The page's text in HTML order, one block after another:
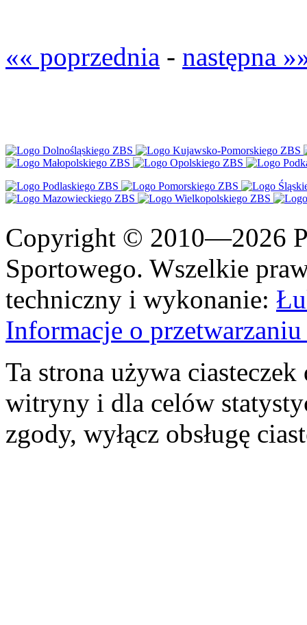
«« poprzednia - następna
Copyright © 2010—2026
Sportowego. Wszelkie
techniczny i wykonanie:
Informacje o
Ta strona używa
witryny i dla celów
zgody, wyłącz obsługę